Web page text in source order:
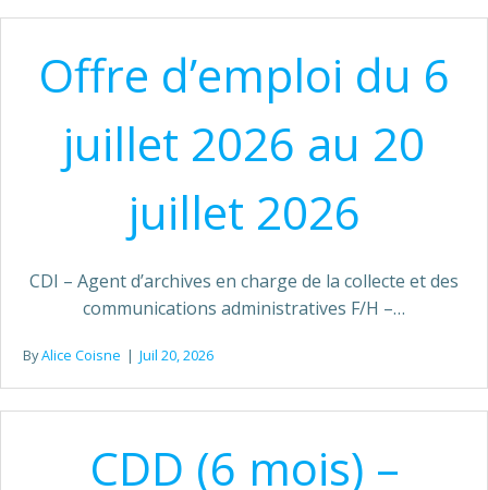
Offre d’emploi du 6
juillet 2026 au 20
juillet 2026
CDI – Agent d’archives en charge de la collecte et des
communications administratives F/H –…
ByAlice Coisne | Juil 20, 2026
CDD (6 mois) –